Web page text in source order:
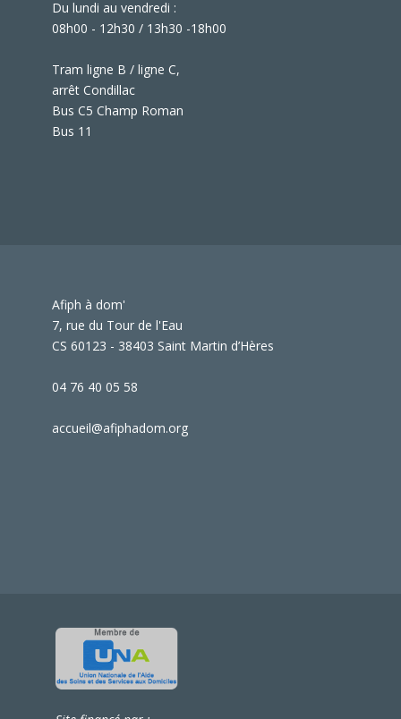
Du lundi au vendredi :
08h00 - 12h30 / 13h30 -18h00
Tram ligne B / ligne C,
arrêt Condillac
Bus C5 Champ Roman
Bus 11
Afiph à dom'
7, rue du Tour de l'Eau
CS 60123 - 38403 Saint Martin d’Hères
04 76 40 05 58
accueil@afiphadom.org